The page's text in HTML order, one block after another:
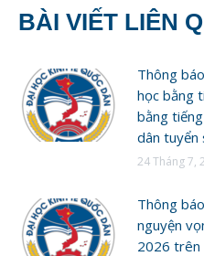
BÀI VIẾT LIÊN
Thông
học bằng
bằng
dân tuyển
24 Tháng 7,
Thông
nguyện
2026 trên